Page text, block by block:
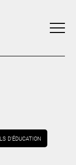
D’ÉDUCATION